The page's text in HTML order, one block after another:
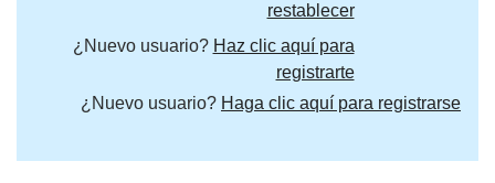
restablecer
¿Nuevo usuario? Haz clic aquí para
registrarte
¿Nuevo usuario? Haga clic aquí para registrarse